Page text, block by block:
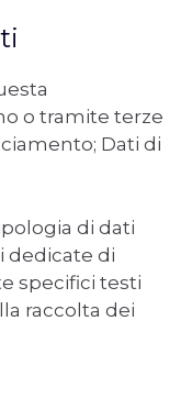
o tramite terze
Dati di
di dati
dedicate di
specifici testi
raccolta dei